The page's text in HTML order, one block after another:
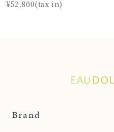
¥52,800(tax in)
Brand